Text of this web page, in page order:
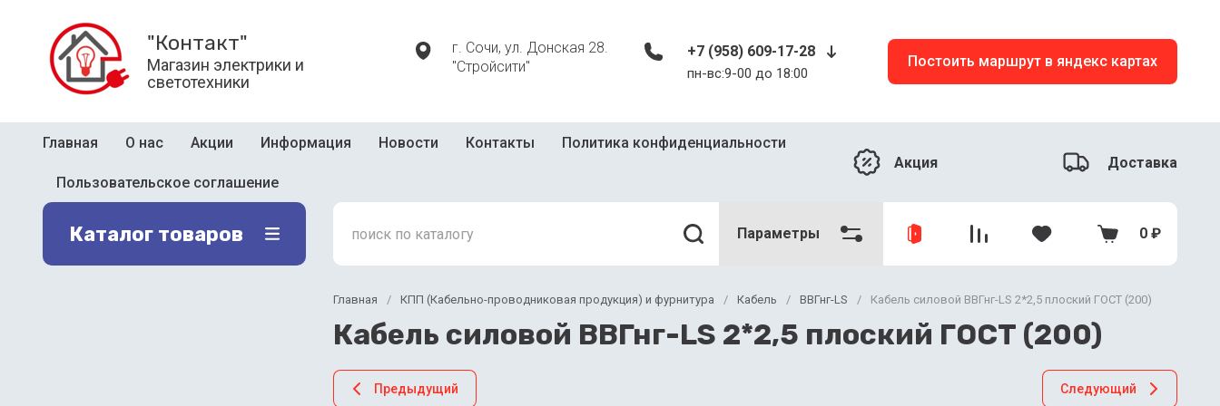
"Контакт"
Магазин электрики и
светотехники
г. Сочи, ул. Донская 28.
"Стройсити"
+7 (958) 609-17-28
пн-вс:9-00 до 18:00
Постоить маршрут в яндекс картах
Главная О нас Акции Информация Новости Контакты Политика конфиденциальности
Пользовательское соглашение
Акция Доставка
Каталог товаров Параметры 0 ₽
Главная / КПП (Кабельно-проводниковая продукция) и фурнитура / Кабель / ВВГнг-LS / Кабель силовой ВВГнг-LS 2*2,5 плоский ГОСТ (200)
Кабель силовой ВВГнг-LS 2*2,5 плоский ГОСТ (200)
Предыдущий Следующий